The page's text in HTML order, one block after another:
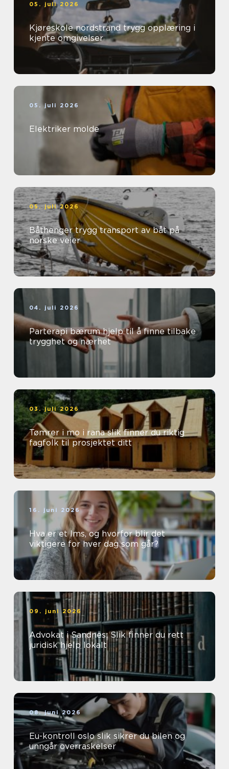
05. juli 2026
Kjøreskole nordstrand trygg opplæring i
kjente omgivelser
05. juli 2026
Elektriker molde
05. juli 2026
Båthenger trygg transport av båt på
norske veier
04. juli 2026
Parterapi bærum hjelp til å finne tilbake
trygghet og nærhet
03. juli 2026
Tømrer i mo i rana slik finner du riktig
fagfolk til prosjektet ditt
16. juni 2026
Hva er et lms, og hvorfor blir det
viktigere for hver dag som går?
09. juni 2026
Advokat i Sandnes: Slik finner du rett
juridisk hjelp lokalt
08. juni 2026
Eu-kontroll oslo slik sikrer du bilen og
unngår overraskelser